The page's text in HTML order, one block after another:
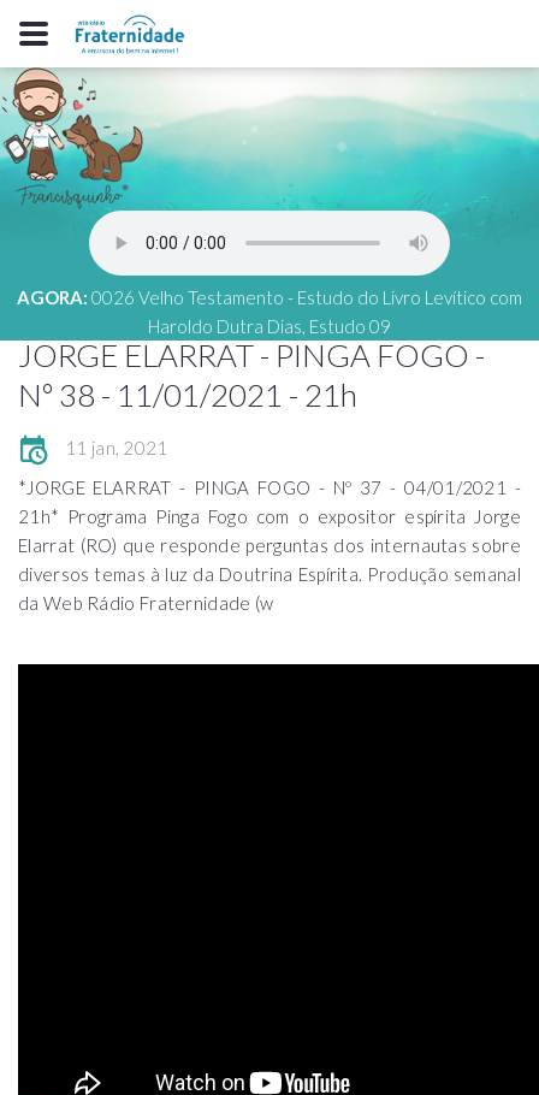
AGORA: 0026 Velho Testamento - Estudo do Livro Levítico com
Haroldo Dutra Dias, Estudo 09
JORGE ELARRAT - PINGA FOGO -
Nº 38 - 11/01/2021 - 21h
11 jan, 2021
*JORGE ELARRAT - PINGA FOGO - Nº 37 - 04/01/2021 -
21h* Programa Pinga Fogo com o expositor espírita Jorge
Elarrat (RO) que responde perguntas dos internautas sobre
diversos temas à luz da Doutrina Espírita. Produção semanal
da Web Rádio Fraternidade (w